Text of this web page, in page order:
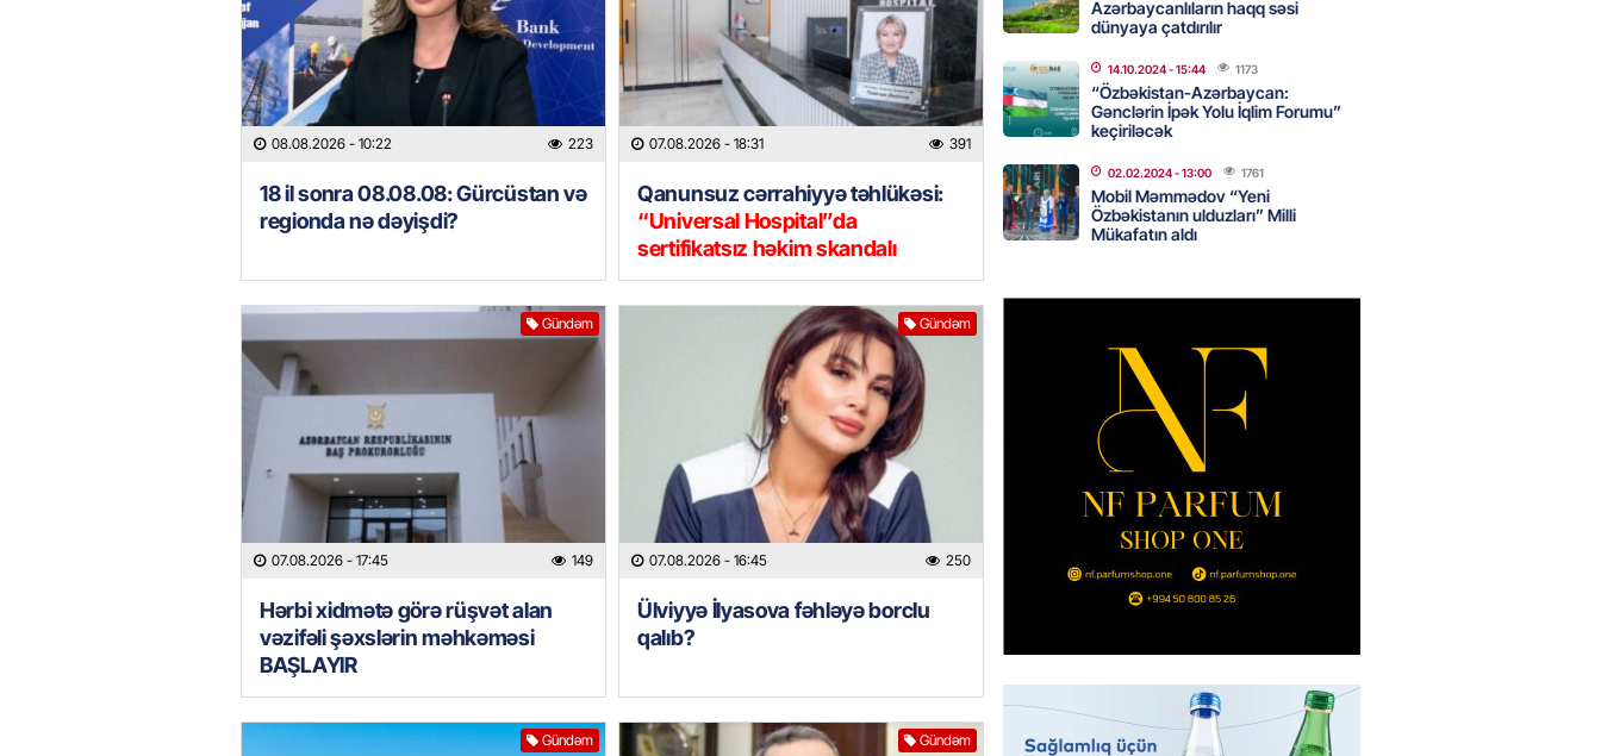
08.08.2026 - 10:22 223
18 il sonra 08.08.08: Gürcüstan və
regionda nə dəyişdi?
07.08.2026 - 18:31 391
Qanunsuz cərrahiyyə təhlükəsi:
“Universal Hospital”da
sertifikatsız həkim skandalı
Gündəm
07.08.2026 - 17:45 149
Hərbi xidmətə görə rüşvət alan
vəzifəli şəxslərin məhkəməsi
BAŞLAYIR
Gündəm
07.08.2026 - 16:45 250
Ülviyyə İlyasova fəhləyə borclu
qalıb?
Gündəm Gündəm
07.08.2026- 16:45
MANŞET
“Birgə Strateji Müdafiə Sazişi”nin
əhəmiyyəti nədir? -ŞƏRH
07.08.2026 - 16:30
İDMAN
Tovuzda qadın qətlə yetirildi – Şübhəli
qardaşı oğludur
- 16:00
Türkiyədə 37,6 milyon, Rusiyada 16,7
milyon – Azərbaycanlıların yemək
GÜNDƏM
Malayziyada yeni səfirimiz kimdir? –
Dosye
Azərbaycanlıların haqq səsi
dünyaya çatdırılır
14.10.2024- 15:44 1173
“Özbəkistan-Azərbaycan:
Gənclərin İpək Yolu İqlim Forumu”
keçiriləcək
02.02.2024- 13:00 1761
Mobil Məmmədov “Yeni
Özbəkistanın ulduzları” Milli
Mükafatın aldı